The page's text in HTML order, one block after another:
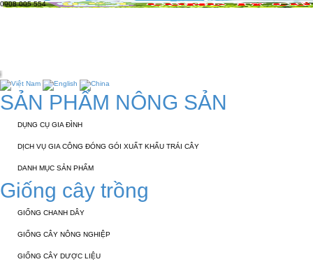
0908 005 554
SẢN PHẨM NÔNG SẢN
DỤNG CỤ GIA ĐÌNH
DỊCH VỤ GIA CÔNG ĐÓNG GÓI XUẤT KHẨU TRÁI CÂY
DANH MỤC SẢN PHẨM
Giống cây trồng
GIỐNG CHANH DÂY
GIỐNG CÂY NÔNG NGHIỆP
GIỐNG CÂY DƯỢC LIỆU